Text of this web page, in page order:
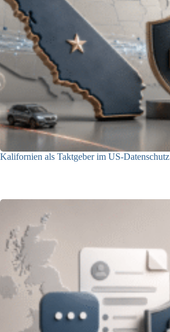
Kalifornien als Taktgeber im US-Datenschutz